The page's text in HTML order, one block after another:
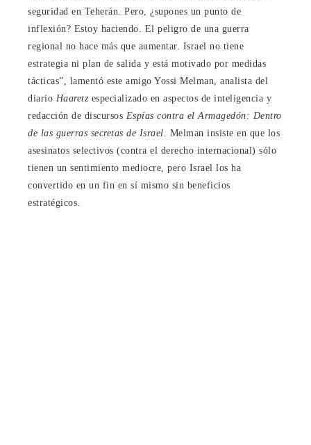
seguridad en Teherán. Pero, ¿supones un punto de
inflexión? Estoy haciendo. El peligro de una guerra
regional no hace más que aumentar. Israel no tiene
estrategia ni plan de salida y está motivado por medidas
tácticas”, lamentó este amigo Yossi Melman, analista del
diario Haaretz especializado en aspectos de inteligencia y
redacción de discursos Espías contra el Armagedón: Dentro
de las guerras secretas de Israel . Melman insiste en que los
asesinatos selectivos (contra el derecho internacional) sólo
tienen un sentimiento mediocre, pero Israel los ha
convertido en un fin en sí mismo sin beneficios
estratégicos.